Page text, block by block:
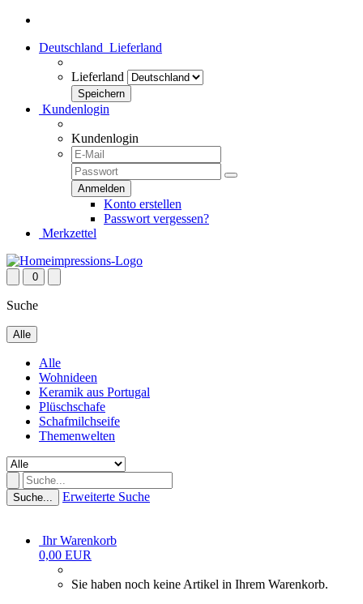
Deutschland Lieferland
Lieferland
Kundenlogin
Kundenlogin
Konto erstellen
Passwort vergessen?
Merkzettel
0
Suche
Alle
Alle
Wohnideen
Keramik aus Portugal
Plüschschafe
Schafmilchseife
Themenwelten
Suche... Erweiterte Suche
Ihr Warenkorb
0,00 EUR
Sie haben noch keine Artikel in Ihrem Warenkorb.